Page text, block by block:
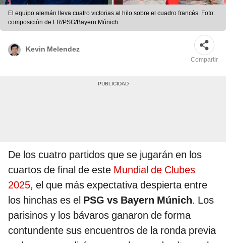
El equipo alemán lleva cuatro victorias al hilo sobre el cuadro francés. Foto:
composición de LR/PSG/Bayern Múnich
Kevin Melendez
Compartir
De los cuatro partidos que se jugarán en los
cuartos de final de este Mundial de Clubes
2025, el que más expectativa despierta entre
los hinchas es el PSG vs Bayern Múnich. Los
parisinos y los bávaros ganaron de forma
contundente sus encuentros de la ronda previa